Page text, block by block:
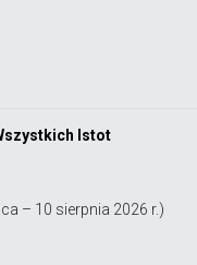
Istot
– 10 sierpnia 2026 r.)